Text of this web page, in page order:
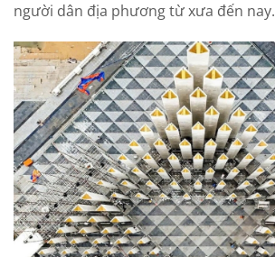
người dân địa phương từ xưa đến nay.